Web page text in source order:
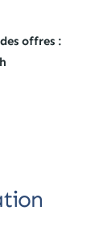
offres :